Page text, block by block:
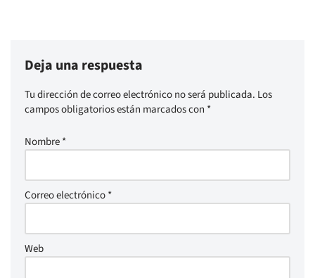
Deja una respuesta
Tu dirección de correo electrónico no será publicada. Los
campos obligatorios están marcados con *
Nombre*
Correo electrónico*
Web